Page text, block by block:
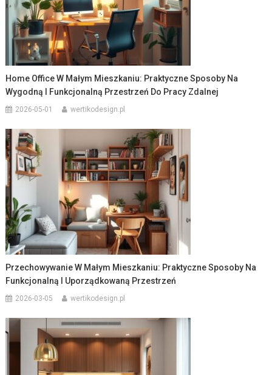
Home Office W Małym Mieszkaniu: Praktyczne Sposoby Na
Wygodną I Funkcjonalną Przestrzeń Do Pracy Zdalnej
2026-05-01 wertikodesign.pl
Przechowywanie W Małym Mieszkaniu: Praktyczne Sposoby Na
Funkcjonalną I Uporządkowaną Przestrzeń
2026-03-05 wertikodesign.pl